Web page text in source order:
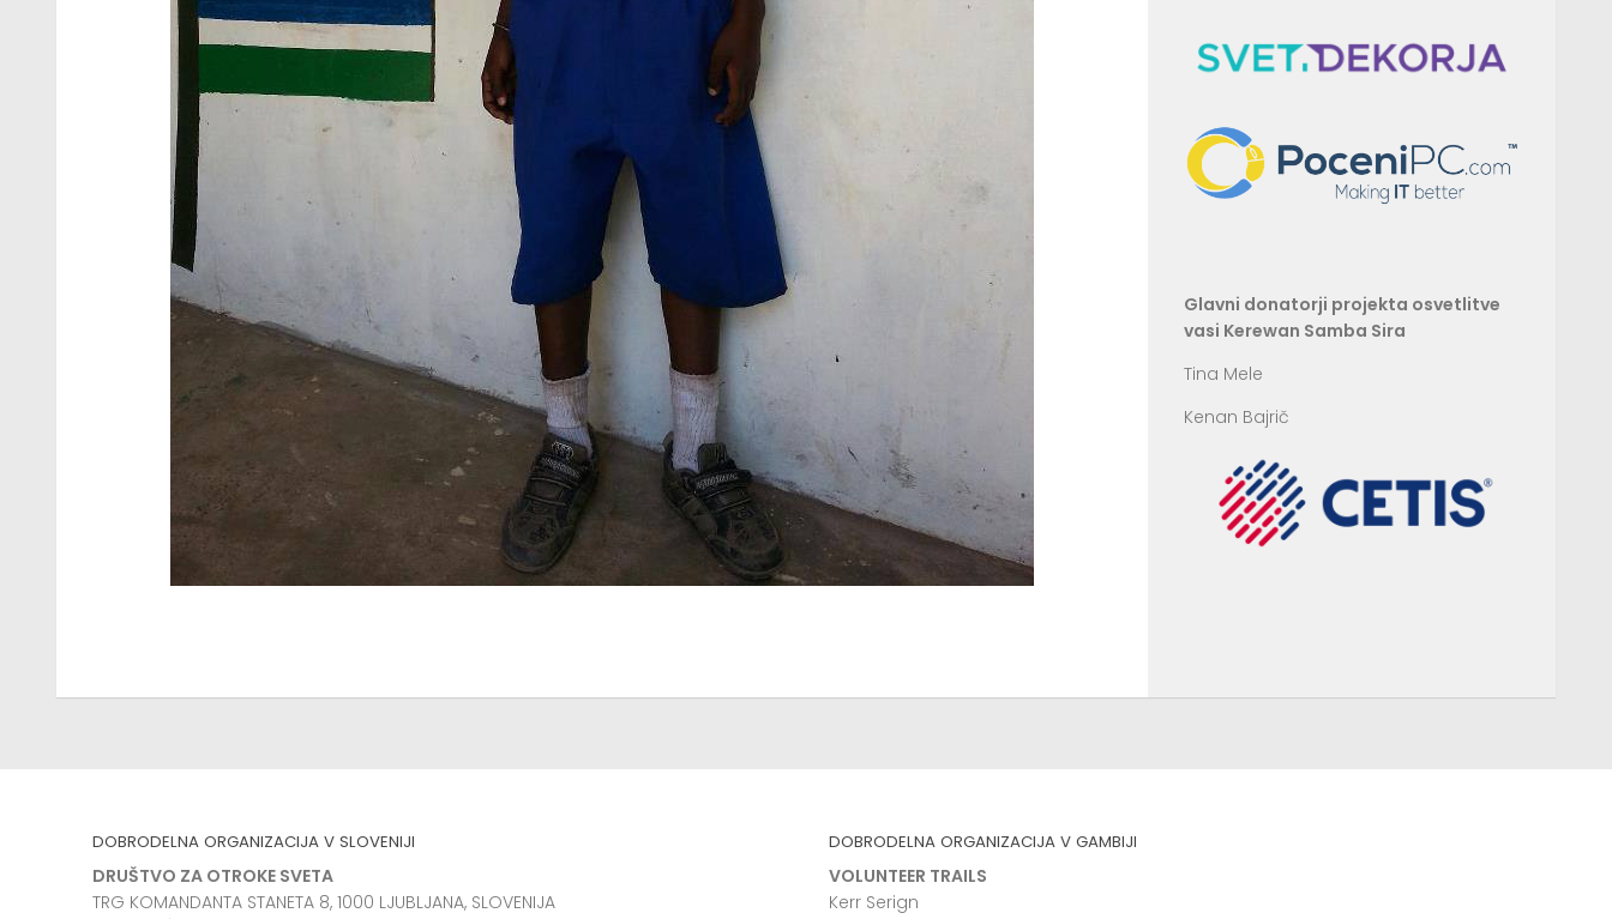
Glavni donatorji projekta osvetlitve
vasi Kerewan Samba Sira
Tina Mele
Kenan Bajrič
DOBRODELNA ORGANIZACIJA V SLOVENIJI
DRUŠTVO ZA OTROKE SVETA
TRG KOMANDANTA STANETA 8, 1000 LJUBLJANA, SLOVENIJA
DOBRODELNA ORGANIZACIJA V GAMBIJI
VOLUNTEER TRAILS
Kerr Serign